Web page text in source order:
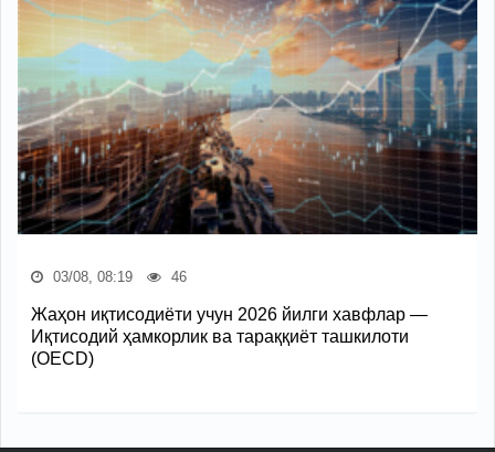
03/08, 08:19 46
Жаҳон иқтисодиёти учун 2026 йилги хавфлар —
Иқтисодий ҳамкорлик ва тараққиёт ташкилоти
(OECD)